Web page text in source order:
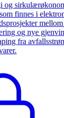
og
finnes i
og nye
fra